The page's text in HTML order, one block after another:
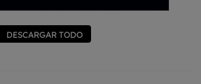
DESCARGAR TODO